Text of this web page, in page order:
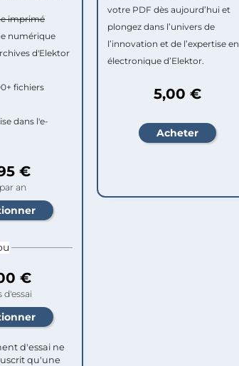
imprimé
numérique
d'Elektor
fichiers
dans l'e-
€
an
€
d'essai
d'essai ne
qu'une
votre PDF dès aujourd’hui et
plongez dans l’univers de
l’innovation et de l’expertise en
électronique d’Elektor.
5,00 €